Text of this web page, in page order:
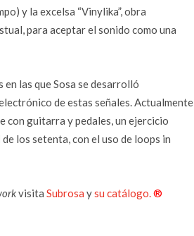
y la excelsa “Vinylika”, obra
para aceptar el sonido como una
en las que Sosa se desarrolló
de estas señales. Actualmente
con guitarra y pedales, un ejercicio
los setenta, con el uso de loops in
visita Subrosa ysu catálogo.®